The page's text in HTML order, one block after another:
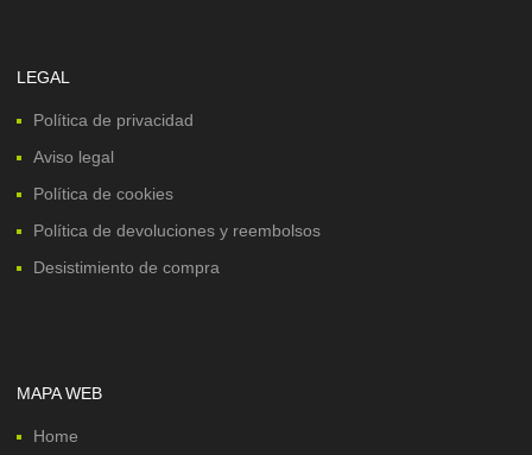
LEGAL
Política de privacidad
Aviso legal
Política de cookies
Política de devoluciones y reembolsos
Desistimiento de compra
MAPA WEB
Home